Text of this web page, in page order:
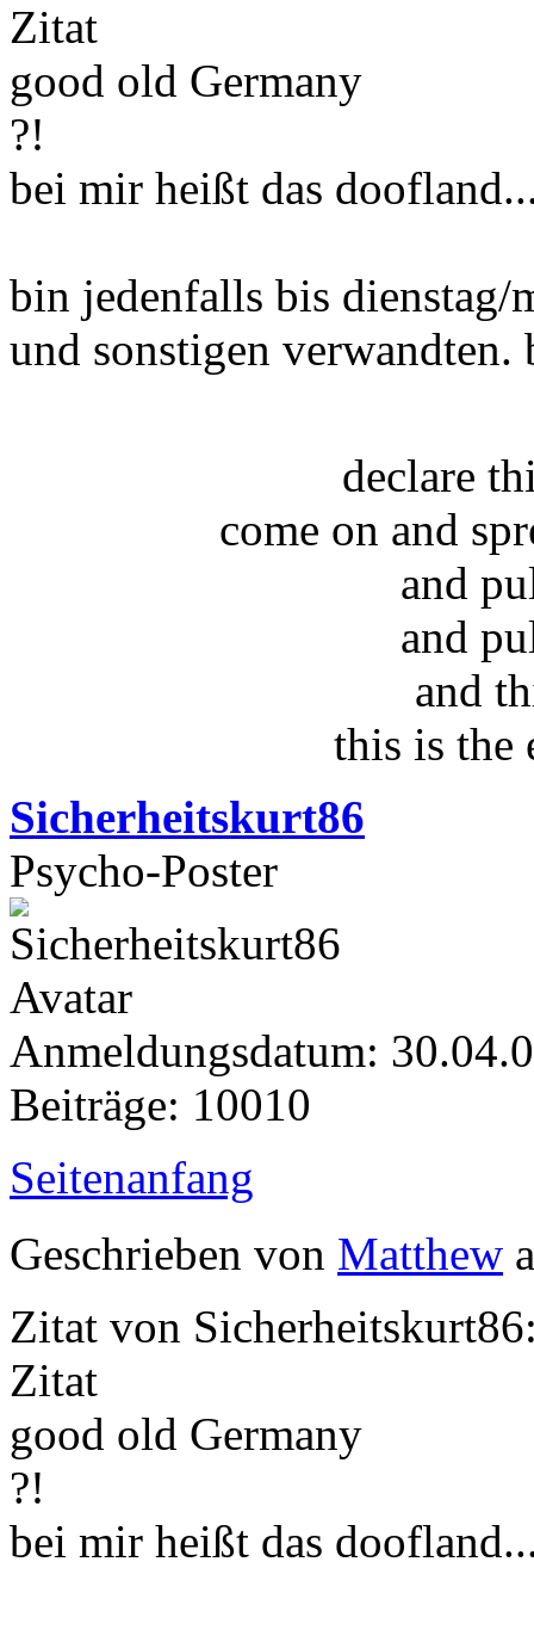
Zitat
good old Germany
?!
bei mir heißt das
bin jedenfalls bis
und sonstigen verwandten.
declare
come on and
and
and
and
this is the
Sicherheitskurt86
Psycho-Poster
Anmeldungsdatum:
Beiträge: 10010
Seitenanfang
Geschrieben von Matthew
Zitat von
Zitat
good old Germany
?!
bei mir heißt das